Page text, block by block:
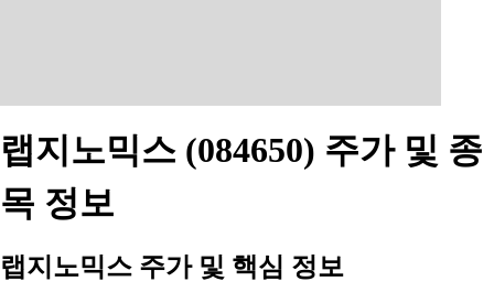
랩지노믹스 (084650) 주가 및 종
목 정보
랩지노믹스 주가 및 핵심 정보